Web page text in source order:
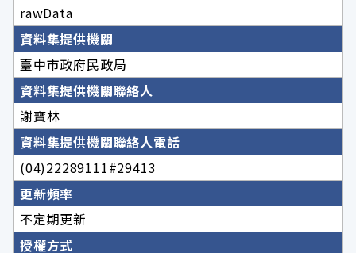
rawData
資料集提供機關
臺中市政府民政局
資料集提供機關聯絡人
謝寶林
資料集提供機關聯絡人電話
(04)22289111#29413
更新頻率
不定期更新
授權方式